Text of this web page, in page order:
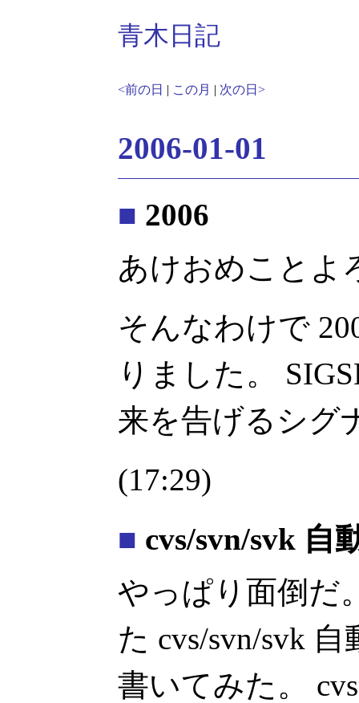
青木日記
<前の日 | この月 | 次の日>
2006-01-01
■ 2006
あけおめことよ
そんなわけで
りました。
来を告げるシグ
(17:29)
■ cvs/svn/svk 自
やっぱり面倒だ
た cvs/svn/svk
書いてみた。